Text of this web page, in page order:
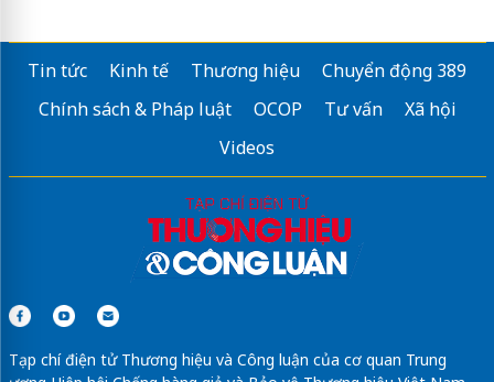
Tin tức Kinh tế Thương hiệu
Chuyển động 389
Chính sách & Pháp luật
OCOP Tư vấn
Xã hội
Videos
Tạp chí điện tử Thương hiệu và Công luận của cơ quan Trung